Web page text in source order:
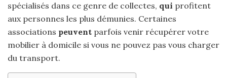
spécialisés dans ce genre de collectes, qui profitent
aux personnes les plus démunies. Certaines
associations peuvent parfois venir récupérer votre
mobilier à domicile si vous ne pouvez pas vous charger
du transport.